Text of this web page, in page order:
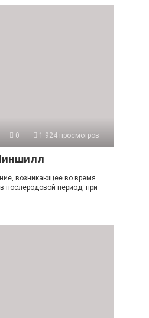
0 1 924 просмотров
возникающее во время
послеродовой период, при